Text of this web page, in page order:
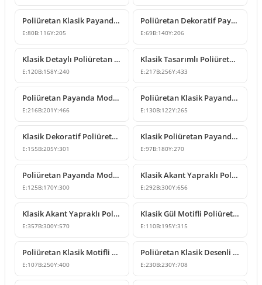
Poliüretan Klasik Payanda Modeli P6006
E:80B:116Y:205
Poliüretan Dekoratif Payanda P6007 Konsol Destek Modeli
E:69B:140Y:206
Klasik Detaylı Poliüretan Payanda ve Konsol Modeli
E:120B:158Y:240
Klasik Tasarımlı Poliüretan Dekoratif Payanda Modelleri
E:217B:256Y:433
Poliüretan Payanda Modeli 22x20x47 cm
E:216B:201Y:466
Poliüretan Klasik Payanda Konsol Tasarımı
E:130B:122Y:265
Klasik Dekoratif Poliüretan Payanda Modelleri ve Fiyatları
E:155B:205Y:301
Klasik Poliüretan Payanda Modeli P6020
E:97B:180Y:270
Poliüretan Payanda Modelleri ve Klasik Konsol Tasarımı
E:125B:170Y:300
Klasik Akant Yapraklı Poliüretan Payanda Tasarımı
E:292B:300Y:656
Klasik Akant Yapraklı Poliüretan Payanda Modeli
E:357B:300Y:570
Klasik Gül Motifli Poliüretan Payanda Süsleme Modelleri
E:110B:195Y:315
Poliüretan Klasik Motifli Dekoratif Payanda Modeli
E:107B:250Y:400
Poliüretan Klasik Desenli Dekoratif Payanda Modeli
E:230B:230Y:708